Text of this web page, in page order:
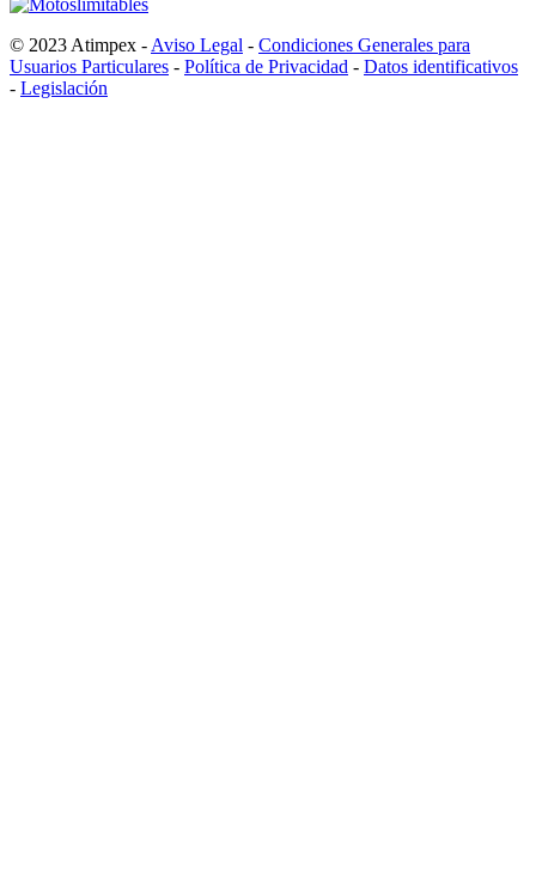
© 2023 Atimpex - Aviso Legal - Condiciones Generales para
Usuarios Particulares - Política de Privacidad - Datos identificativos
- Legislación